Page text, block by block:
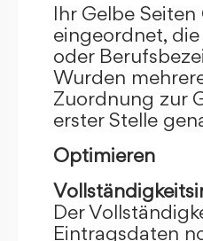
Ihr Gelbe
eingeordnet,
oder
Wurden
Zuordnung zur
erster Stelle
Optimieren
Der
Eintragsdaten